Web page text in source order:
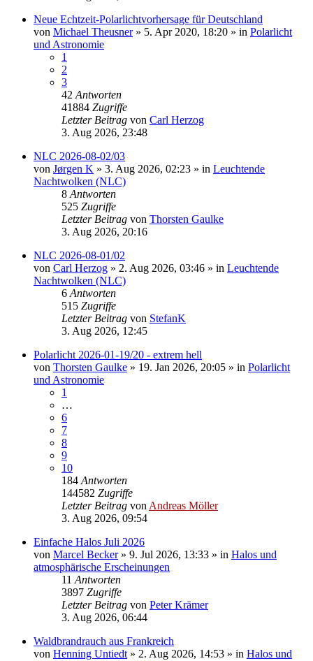
Neue Echtzeit-Polarlichtvorhersage für Deutschland
von Michael Theusner» 5. Apr 2020, 18:20 » in Polarlicht
und Astronomie
1
2
3
42 Antworten
41884 Zugriffe
Letzter Beitrag von Carl Herzog
3. Aug 2026, 23:48
NLC 2026-08-02/03
von Jørgen K » 3. Aug 2026, 02:23 » in Leuchtende
Nachtwolken (NLC)
8 Antworten
525 Zugriffe
Letzter Beitrag von Thorsten Gaulke
3. Aug 2026, 20:16
NLC 2026-08-01/02
von Carl Herzog » 2. Aug 2026, 03:46 » in Leuchtende
Nachtwolken (NLC)
6 Antworten
515 Zugriffe
Letzter Beitrag von StefanK
3. Aug 2026, 12:45
Polarlicht 2026-01-19/20 - extrem hell
von Thorsten Gaulke » 19. Jan 2026, 20:05 » in Polarlicht
und Astronomie
1
…
6
7
8
9
10
184 Antworten
144582 Zugriffe
Letzter Beitrag von Andreas Möller
3. Aug 2026, 09:54
Einfache Halos Juli 2026
von Marcel Becker» 9. Jul 2026, 13:33 » in Halos und
atmosphärische Erscheinungen
11 Antworten
3897 Zugriffe
Letzter Beitrag von Peter Krämer
3. Aug 2026, 06:44
Waldbrandrauch aus Frankreich
von Henning Untiedt » 2. Aug 2026, 14:53 » in Halos und